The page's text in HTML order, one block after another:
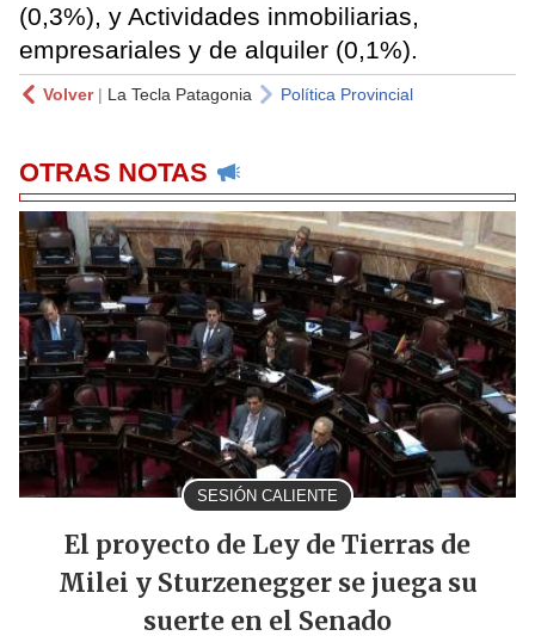
(0,3%), y Actividades inmobiliarias,
empresariales y de alquiler (0,1%).
Volver| La Tecla Patagonia Política Provincial
OTRAS NOTAS
SESIÓN CALIENTE
El proyecto de Ley de Tierras de
Milei y Sturzenegger se juega su
suerte en el Senado